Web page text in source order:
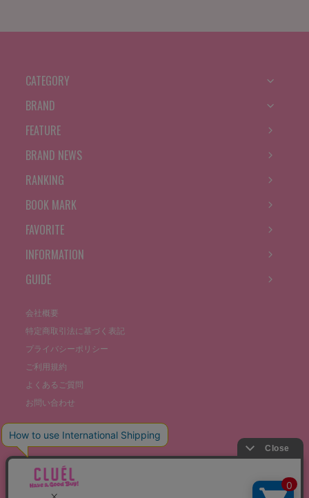
CATEGORY
BRAND
FEATURE
BRAND NEWS
RANKING
BOOK MARK
FAVORITE
INFORMATION
GUIDE
会社概要
特定商取引法に基づく表記
プライバシーポリシー
ご利用規約
よくあるご質問
お問い合わせ
©THE STOCKS CO., LTD